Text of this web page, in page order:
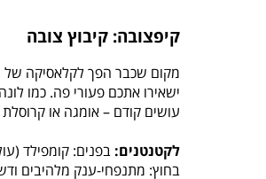
קיפצובה: קיבוץ צובה
מקום שכבר הפך לקלאסיקה של
ישאירו אתכם פעורי פה. כמו
עושים קודם – אומגה או
לקטנטנים: בפנים: קומפילד
בחוץ: מתנפחי-ענק מלהיבים